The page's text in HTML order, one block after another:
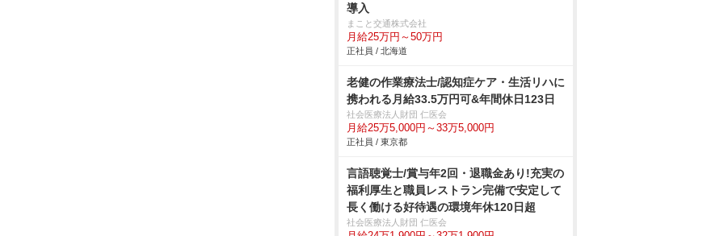
導入
まこと交通株式会社
月給25万円～50万円
正社員 / 北海道
老健の作業療法士/認知症ケア・生活リハに
携われる月給33.5万円可&年間休日123日
社会医療法人財団 仁医会
月給25万5,000円～33万5,000円
正社員 / 東京都
言語聴覚士/賞与年2回・退職金あり!充実の
福利厚生と職員レストラン完備で安定して
長く働ける好待遇の環境年休120日超
社会医療法人財団 仁医会